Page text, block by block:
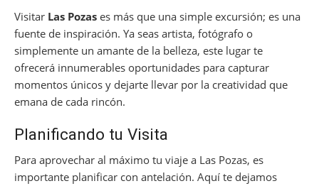
Visitar Las Pozas es más que una simple excursión; es una
fuente de inspiración. Ya seas artista, fotógrafo o
simplemente un amante de la belleza, este lugar te
ofrecerá innumerables oportunidades para capturar
momentos únicos y dejarte llevar por la creatividad que
emana de cada rincón.
Planificando tu Visita
Para aprovechar al máximo tu viaje a Las Pozas, es
importante planificar con antelación. Aquí te dejamos